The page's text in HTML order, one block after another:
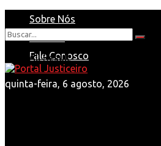
Sobre Nós
Anuncie
Fale Conosco
quinta-feira, 6 agosto, 2026
View All Result